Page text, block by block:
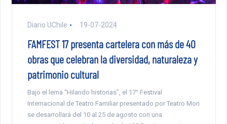
Diario UChile 19-07-2024
FAMFEST 17 presenta cartelera con más de 40
obras que celebran la diversidad, naturaleza y
patrimonio cultural
Bajo el lema “Hilando historias”, el 17° Festival
Internacional de Teatro Familiar presentado por Teatro Mori
se desarrollará del 10 al 25 de agosto con una